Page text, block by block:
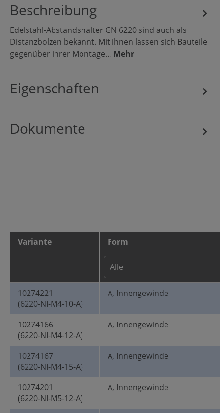
Beschreibung
Edelstahl-Abstandshalter GN 6220 sind auch als
Distanzbolzen bekannt. Mit ihnen lassen sich Bauteile
gegenüber ihrer Montage… Mehr
Eigenschaften
Dokumente
Variante Form
10274221
(6220-NI-M4-10-A)
A, Innengewinde
10274166
(6220-NI-M4-12-A)
A, Innengewinde
10274167
(6220-NI-M4-15-A)
A, Innengewinde
10274201
(6220-NI-M5-12-A)
A, Innengewinde